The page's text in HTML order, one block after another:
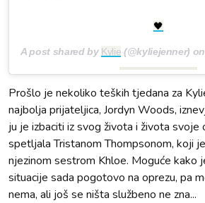
🖤
A post shared by Kylie (@kyliejenner) on
Prošlo je nekoliko teških tjedana za
najbolja prijateljica, Jordyn Woods,
ju je izbaciti iz svog života i života
spetljala Tristanom Thompsonom, koji
njezinom sestrom Khloe. Moguće kako
situacije sada pogotovo na oprezu, pa
nema, ali još se ništa službeno ne zna...